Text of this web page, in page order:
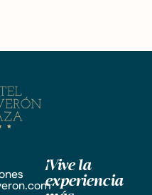
¡Vive la
experiencia